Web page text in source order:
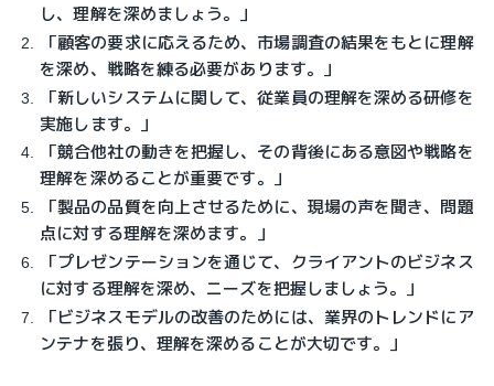
し、理解を深めましょう。」
「顧客の要求に応えるため、市場調査の結果をもとに理解
を深め、戦略を練る必要があります。」
「新しいシステムに関して、従業員の理解を深める研修を
実施します。」
「競合他社の動きを把握し、その背後にある意図や戦略を
理解を深めることが重要です。」
「製品の品質を向上させるために、現場の声を聞き、問題
点に対する理解を深めます。」
「プレゼンテーションを通じて、クライアントのビジネス
に対する理解を深め、ニーズを把握しましょう。」
「ビジネスモデルの改善のためには、業界のトレンドにア
ンテナを張り、理解を深めることが大切です。」